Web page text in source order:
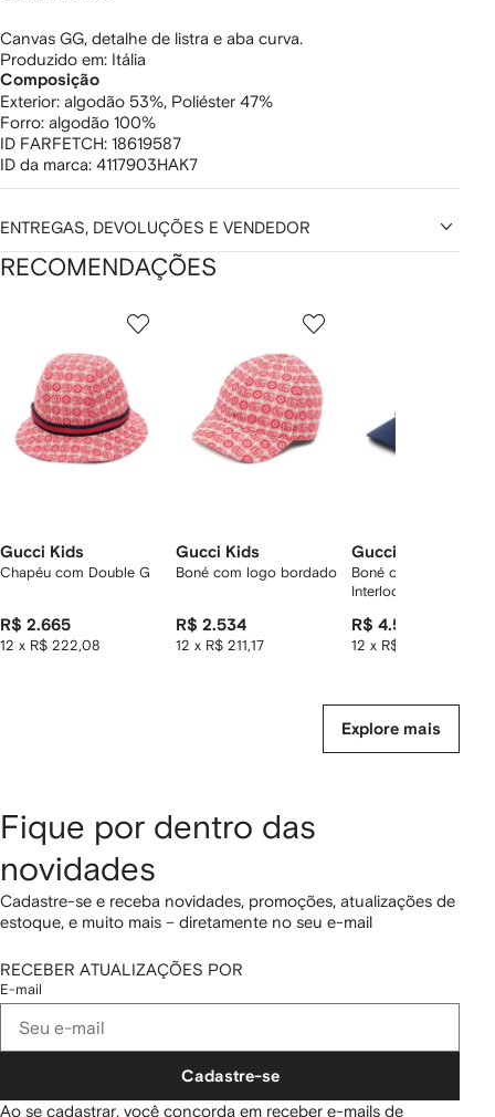
Canvas GG, detalhe de listra e aba curva.
Produzido em: Itália
Composição
Exterior: algodão 53%, Poliéster 47%
Forro: algodão 100%
ID FARFETCH: 18619587
ID da marca: 4117903HAK7
ENTREGAS, DEVOLUÇÕES E VENDEDOR
RECOMENDAÇÕES
Gucci Kids
Chapéu com Double G
R$ 2.665
12 x R$ 222,08
Gucci Kids
Boné com logo bordado
R$ 2.534
12 x R$ 211,17
Gucci Kids
Boné com logo
Interlocking G
R$ 4.524
12 x R$ 377,00
Explore mais
Fique por dentro das
novidades
Cadastre-se e receba novidades, promoções, atualizações de
estoque, e muito mais – diretamente no seu e-mail
RECEBER ATUALIZAÇÕES POR
E-mail
Cadastre-se
Ao se cadastrar, você concorda em receber e-mails de